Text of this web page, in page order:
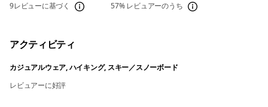
9レビューに基づく 57%レビュアーのうち
アクティビティ
カジュアルウェア, ハイキング, スキー／スノーボード
レビュアーに好評